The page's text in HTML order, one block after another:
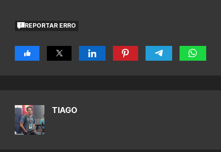
REPORTAR ERRO
TIAGO